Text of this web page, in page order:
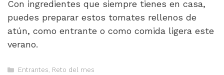
Con ingredientes que siempre tienes en casa,
puedes preparar estos tomates rellenos de
atún, como entrante o como comida ligera este
verano.
Categorías
Entrantes Reto del mes